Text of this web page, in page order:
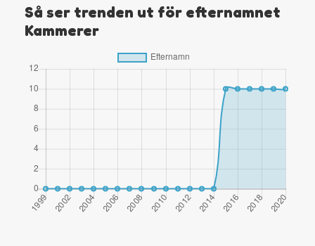
Så ser trenden ut för efternamnet
Kammerer